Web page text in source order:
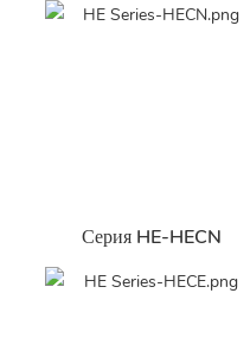
Серия HE-HECN